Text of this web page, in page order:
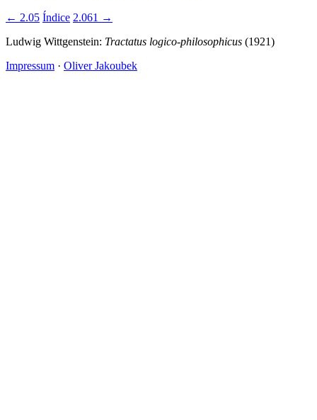
← 2.05 Índice 2.061 →
Ludwig Wittgenstein: Tractatus logico-philosophicus (1921)
Impressum · Oliver Jakoubek